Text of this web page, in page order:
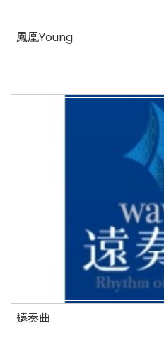
鳳凰Young
遠奏曲